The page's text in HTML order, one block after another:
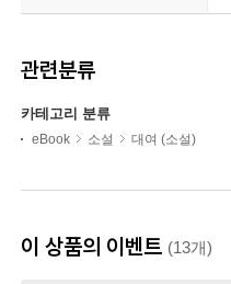
관련분류
카테고리 분류
eBook 소설 대여 (소설)
이 상품의 이벤트 (13개)